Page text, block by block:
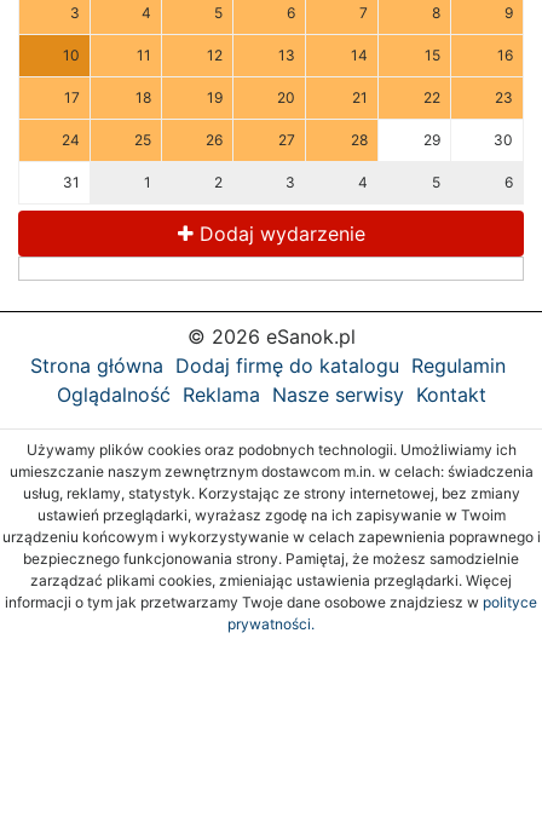
3 4 5 6 7 8 9
10 11 12 13 14 15 16
17 18 19 20 21 22 23
24 25 26 27 28 29 30
31 1 2 3 4 5 6
Dodaj wydarzenie
© 2026 eSanok.pl
Strona główna Dodaj firmę do katalogu Regulamin
Oglądalność Reklama Nasze serwisy Kontakt
Używamy plików cookies oraz podobnych technologii. Umożliwiamy ich
umieszczanie naszym zewnętrznym dostawcom m.in. w celach: świadczenia
usług, reklamy, statystyk. Korzystając ze strony internetowej, bez zmiany
ustawień przeglądarki, wyrażasz zgodę na ich zapisywanie w Twoim
urządzeniu końcowym i wykorzystywanie w celach zapewnienia poprawnego i
bezpiecznego funkcjonowania strony. Pamiętaj, że możesz samodzielnie
zarządzać plikami cookies, zmieniając ustawienia przeglądarki. Więcej
informacji o tym jak przetwarzamy Twoje dane osobowe znajdziesz w polityce
prywatności.